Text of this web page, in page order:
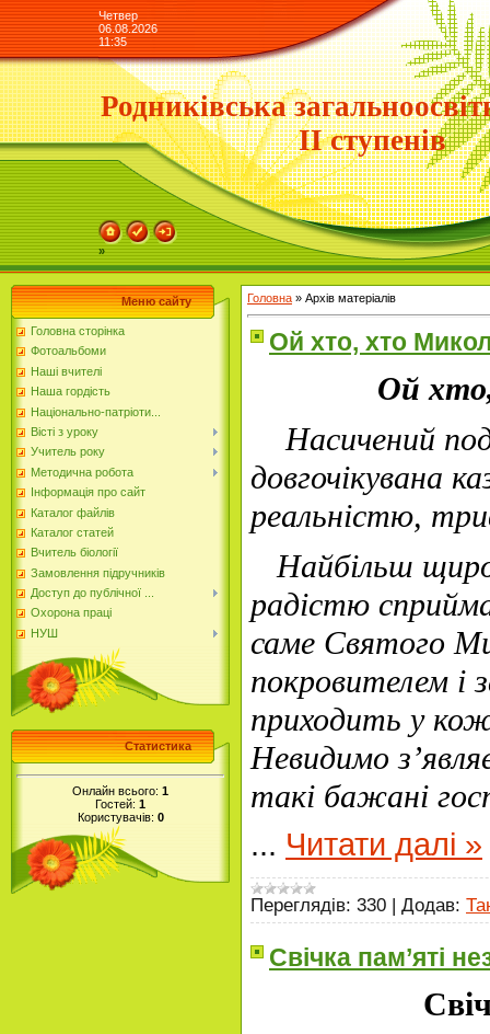
Четвер
06.08.2026
11:35
Родниківська
ІІ ступенів
»
Меню сайту
Головна сторінка
Фотоальбоми
Наші вчителі
Наша гордість
Національно-патріоти...
Вісті з уроку
Учитель року
Методична робота
Інформація про сайт
Каталог файлів
Каталог статей
Вчитель біології
Замовлення підручників
Доступ до публічної ...
Охорона праці
НУШ
Статистика
Онлайн всього: 1
Гостей: 1
Користувачів: 0
Головна » Архів матеріалів
Ой хто, хто
Ой
Насичений
довгочікувана
реальністю,
Найбільш щиро
радістю
саме Святого
покровителем і
приходить у
Невидимо
такі бажані
... Читати далі »
Переглядів: 330 | Додав:
Свічка пам’яті